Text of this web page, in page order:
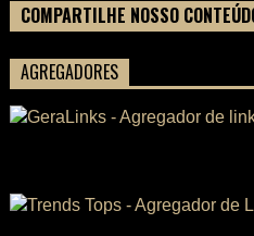
COMPARTILHE NOSSO
AGREGADORES